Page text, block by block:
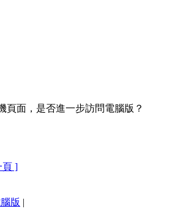
頁面，是否進一步訪問電腦版？
頁 ]
版 |